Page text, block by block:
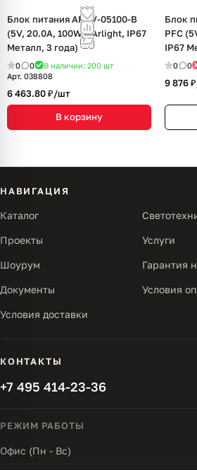
Блок питания ARPV-05100-B
(5V, 20.0A, 100W) (Arlight, IP67
Металл, 3 года)
0 0 В наличии: 200 шт
Арт. 038808
6 463.80 ₽/шт
В корзину
Блок
PFC
IP67
0 0
9 876
НАВИГАЦИЯ
Каталог
Проекты Услуги
Шоурум Гарантия
Документы Условия
Условия доставки
КОНТАКТЫ
+7 495 414-23-36
РЕЖИМ РАБОТЫ
Офис (Пн - Вс)